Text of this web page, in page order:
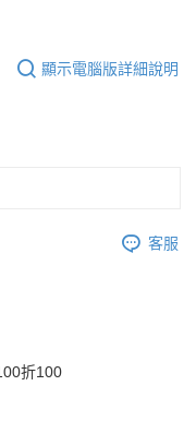
顯示電腦版詳細說明
客服
折100